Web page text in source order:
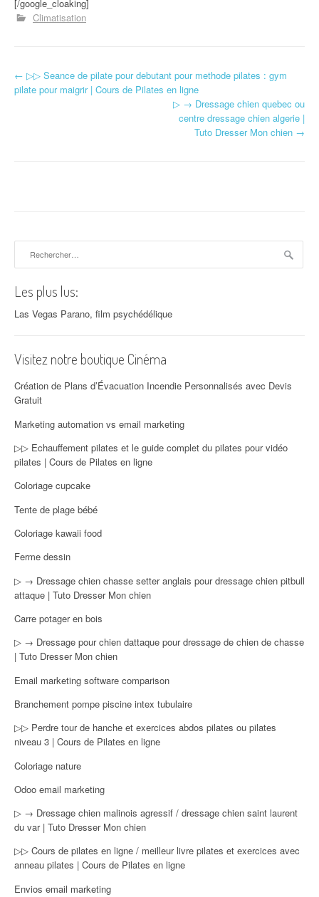
[/google_cloaking]
Climatisation
Navigation d'article
← ▷▷ Seance de pilate pour debutant pour methode pilates : gym
pilate pour maigrir | Cours de Pilates en ligne
▷ → Dressage chien quebec ou
centre dressage chien algerie |
Tuto Dresser Mon chien →
Les plus lus:
Las Vegas Parano, film psychédélique
Visitez notre boutique Cinéma
Création de Plans d’Évacuation Incendie Personnalisés avec Devis
Gratuit
Marketing automation vs email marketing
▷▷ Echauffement pilates et le guide complet du pilates pour vidéo
pilates | Cours de Pilates en ligne
Coloriage cupcake
Tente de plage bébé
Coloriage kawaii food
Ferme dessin
▷ → Dressage chien chasse setter anglais pour dressage chien pitbull
attaque | Tuto Dresser Mon chien
Carre potager en bois
▷ → Dressage pour chien dattaque pour dressage de chien de chasse
| Tuto Dresser Mon chien
Email marketing software comparison
Branchement pompe piscine intex tubulaire
▷▷ Perdre tour de hanche et exercices abdos pilates ou pilates
niveau 3 | Cours de Pilates en ligne
Coloriage nature
Odoo email marketing
▷ → Dressage chien malinois agressif / dressage chien saint laurent
du var | Tuto Dresser Mon chien
▷▷ Cours de pilates en ligne / meilleur livre pilates et exercices avec
anneau pilates | Cours de Pilates en ligne
Envios email marketing